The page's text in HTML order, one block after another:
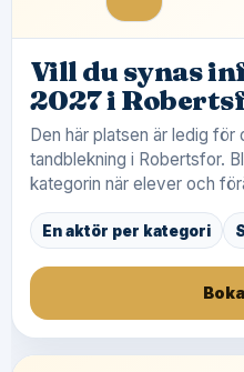
Vill du synas
2027 i
Den här platsen är ledig för
tandblekning i Robertsfor.
kategorin när elever och
En aktör per kategori